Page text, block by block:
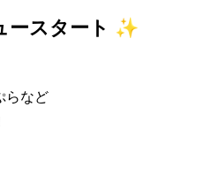
ースタート ✨
らなど